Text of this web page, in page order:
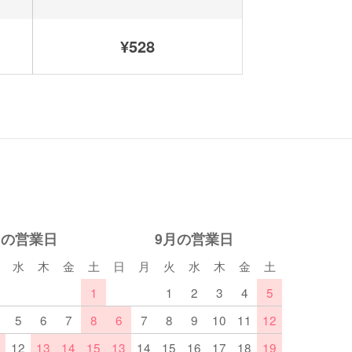
¥528
営業日
水 木 金
土
1
5
6 7
8
12
13 14 15
9月の営業日
日 月 火 水 木 金
土
1
2 3 4
5
6
7 8 9 10 11
12
13
14 15 16 17 18 19